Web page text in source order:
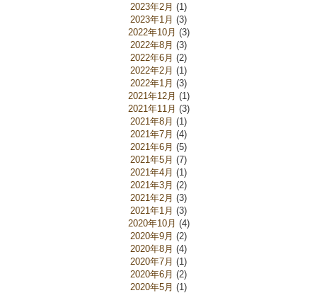
2023年2月 (1)
2023年1月 (3)
2022年10月 (3)
2022年8月 (3)
2022年6月 (2)
2022年2月 (1)
2022年1月 (3)
2021年12月 (1)
2021年11月 (3)
2021年8月 (1)
2021年7月 (4)
2021年6月 (5)
2021年5月 (7)
2021年4月 (1)
2021年3月 (2)
2021年2月 (3)
2021年1月 (3)
2020年10月 (4)
2020年9月 (2)
2020年8月 (4)
2020年7月 (1)
2020年6月 (2)
2020年5月 (1)